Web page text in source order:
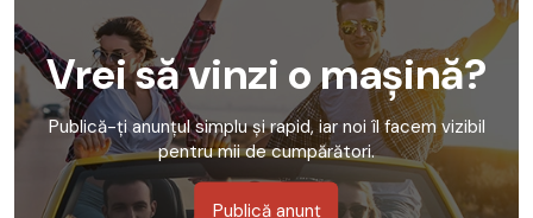
Vrei să vinzi o mașină?
Publică-ți anunțul simplu și rapid, iar noi îl facem vizibil
pentru mii de cumpărători.
Publică anunț